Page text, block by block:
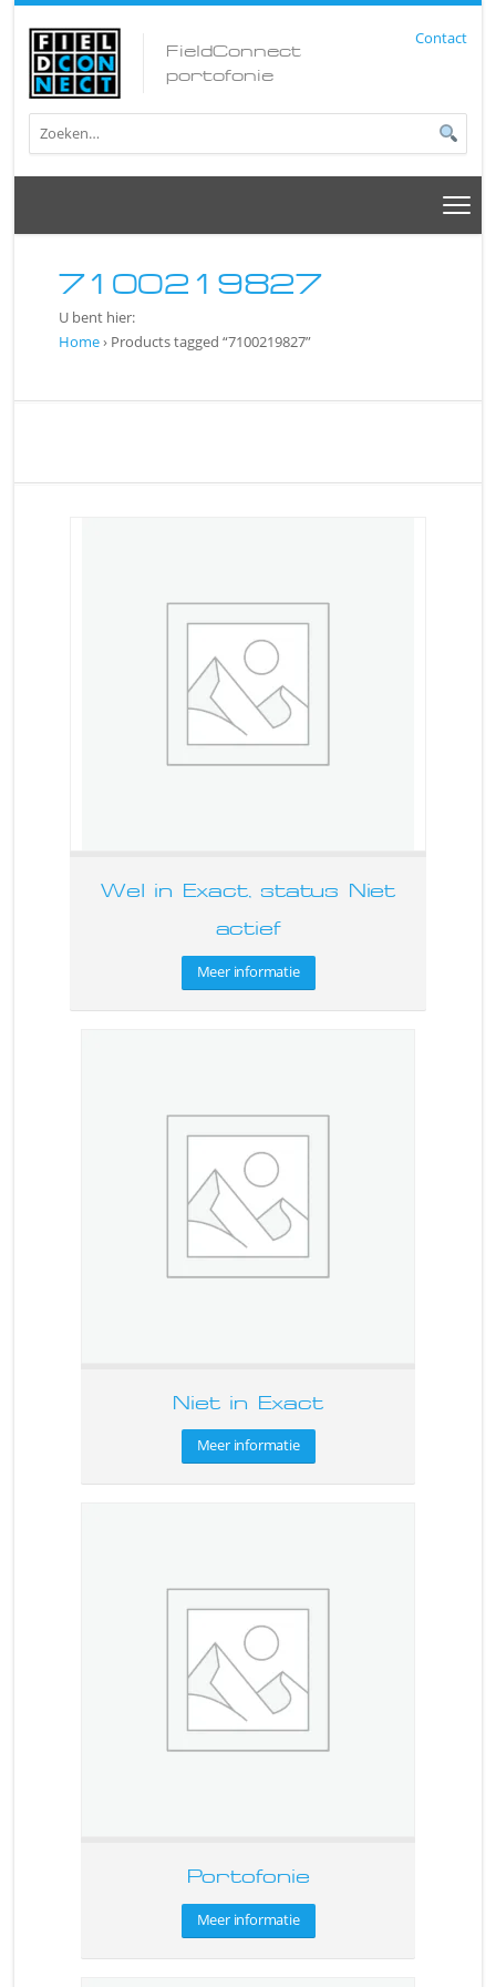
FieldConnect
portofonie
Contact
7100219827
U bent hier:
Home› Products tagged “7100219827”
Wel in Exact, status Niet
actief
Meer informatie
Niet in Exact
Meer informatie
Portofonie
Meer informatie